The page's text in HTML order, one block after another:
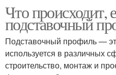
Что происходит,
подставочный
Подставочный профиль —
используется в различных
строительство, монтаж и